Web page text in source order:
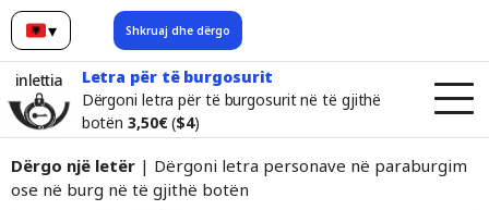
▾
Shqip Shkruaj dhe dërgo
inlettia
Letra për të burgosurit
Dërgoni letra për të burgosurit në të gjithë
botën 3,50€($4)
Dërgo një letër | Dërgoni letra personave në paraburgim
ose në burg në të gjithë botën